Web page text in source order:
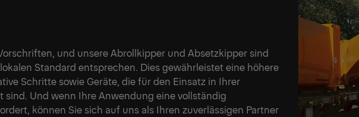
und unsere Abrollkipper und Absetzkipper sind
Standard entsprechen. Dies gewährleistet eine höhere
Schritte sowie Geräte, die für den Einsatz in Ihrer
sind. Und wenn Ihre Anwendung eine vollständig
können Sie sich auf uns als Ihren zuverlässigen Partner